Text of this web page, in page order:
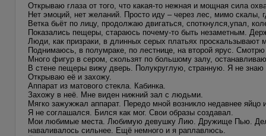
Открываю глаза от того, что какая-то нежная и мощная сила
Нет эмоций, нет желаний. Просто иду – через лес, мимо скалы,
Ветка бьёт по лицу, продолжаю двигаться, споткнулся,упал,
Показались пещеры, стараюсь почему-то быть незаметным.
Люди, как призраки, в длинных серых платьях
Поднимаюсь, в полумраке, по лестнице, на второй ярус. Смотрю
Много фигур в сером, скользят по большому залу,
В стене пещеры вижу дверь. Полукруглую, странную. Я не знаю
Открываю её и захожу.
Аппарат из матового стекла. Кабинка.
Захожу в неё. Мне виден нижний зал с людьми.
Мягко зажужжал аппарат. Передо мной возникло недавнее яйцо
Я не соглашался. Бился как мог. Свои образы создавал.
Мои любимые места. Любимую девушку Лию. Дружище Пью.
наваливалось сильнее. Ещё немного и я раплавлюсь.